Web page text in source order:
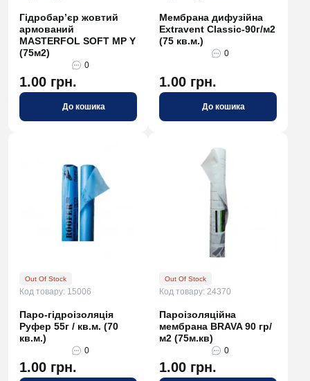
Гідробар’єр жовтий
армований
MASTERFOL SOFT MP Y
(75м2)
0
1.00 грн.
До кошика
Мембрана дифузійна
Extravent Classic-90г/м2
(75 кв.м.)
0
1.00 грн.
До кошика
Out Of Stock
Код товару: 15006
Паро-гідроізоляція
Руфер 55г / кв.м. (70
кв.м.)
0
1.00 грн.
Out Of Stock
Код товару: 24370
Пароізоляційна
мембрана BRAVA 90 гр/
м2 (75м.кв)
0
1.00 грн.